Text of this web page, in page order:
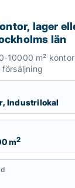
lager eller
lager
län
10000 m²
Industrilokal
m2